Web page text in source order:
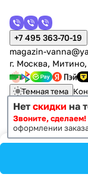
+7 495 363-70-19
magazin-
г. Москва,
Темная тема
© 2011 - 2026
Нет скидки на
Звоните, сделаем!
оформлении